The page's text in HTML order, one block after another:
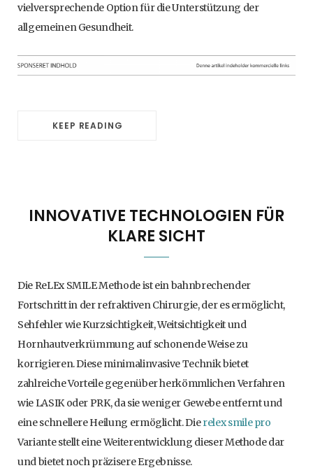
vielversprechende Option für die Unterstützung der
allgemeinen Gesundheit.
KEEP READING
INNOVATIVE TECHNOLOGIEN FÜR
KLARE SICHT
Die ReLEx SMILE Methode ist ein bahnbrechender
Fortschritt in der refraktiven Chirurgie, der es ermöglicht,
Sehfehler wie Kurzsichtigkeit, Weitsichtigkeit und
Hornhautverkrümmung auf schonende Weise zu
korrigieren. Diese minimalinvasive Technik bietet
zahlreiche Vorteile gegenüber herkömmlichen Verfahren
wie LASIK oder PRK, da sie weniger Gewebe entfernt und
eine schnellere Heilung ermöglicht. Dierelex smile pro
Variante stellt eine Weiterentwicklung dieser Methode dar
und bietet noch präzisere Ergebnisse.